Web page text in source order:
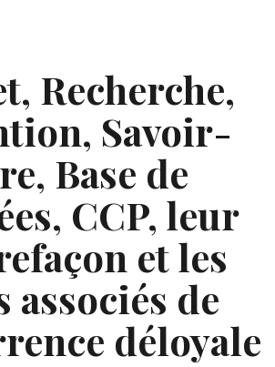
Recherche,
Savoir-
Base de
CCP, leur
et les
associés de
déloyale